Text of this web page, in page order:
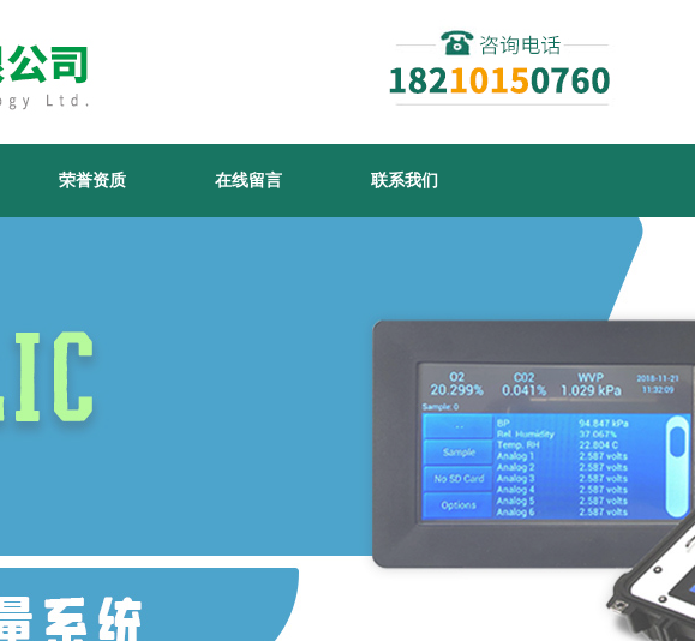
荣誉资质 在线留言 联系我们